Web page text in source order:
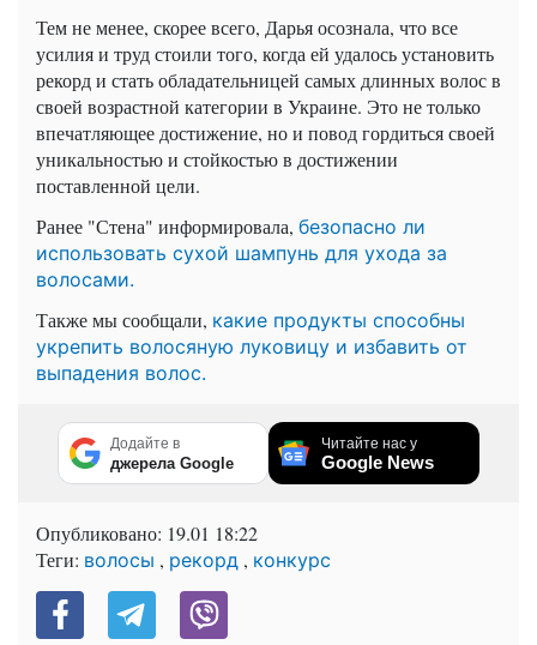
Тем не менее, скорее всего, Дарья осознала, что все
усилия и труд стоили того, когда ей удалось установить
рекорд и стать обладательницей самых длинных волос в
своей возрастной категории в Украине. Это не только
впечатляющее достижение, но и повод гордиться своей
уникальностью и стойкостью в достижении
поставленной цели.
Ранее "Стена" информировала, безопасно ли
использовать сухой шампунь для ухода за
волосами.
Также мы сообщали, какие продукты способны
укрепить волосяную луковицу и избавить от
выпадения волос.
Додайте в
джерела Google
Читайте нас у
Google News
Опубликовано: 19.01 18:22
Теги: волосы , рекорд , конкурс